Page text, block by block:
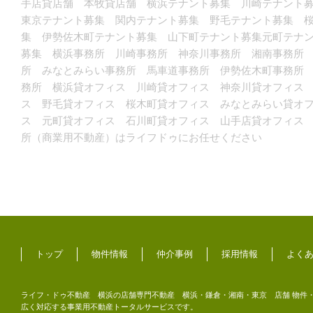
手店貸店舗 本牧貸店舗 横浜テナント募集 川崎テナン
東京テナント募集 関内テナント募集 野毛テナント募集
集 伊勢佐木町テナント募集 山下町テナント募集元町テ
募集 横浜事務所 川崎事務所 神奈川事務所 湘南事務
所 みなとみらい事務所 馬車道事務所 伊勢佐木町事務
務所 横浜貸オフィス 川崎貸オフィス 神奈川貸オフィ
ス 野毛貸オフィス 桜木町貸オフィス みなとみらい貸オ
ス 元町貸オフィス 石川町貸オフィス 山手店貸オフィス
所（商業用不動産）はライフドゥにお任せください
トップ 物件情報 仲介事例 採用情報 よく
ライフ・ドゥ不動産 横浜の店舗専門不動産 横浜・鎌倉・湘南・東京 店舗 物件・
広く対応する事業用不動産トータルサービスです。